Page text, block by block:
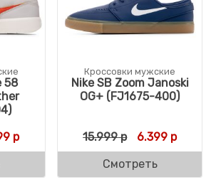
58
цена составляла 13.999
рТекущая цена: 9.799 р.
Кроссовки мужские
Nike SB Zoom Janoski
OG+ (FJ1675-400)
15.999р 6.399 р
Смотреть